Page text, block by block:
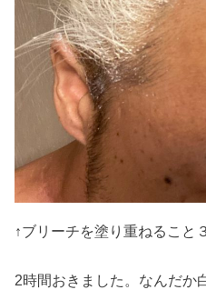
↑ブリーチを塗り重ねること
2時間おきました。なんだか